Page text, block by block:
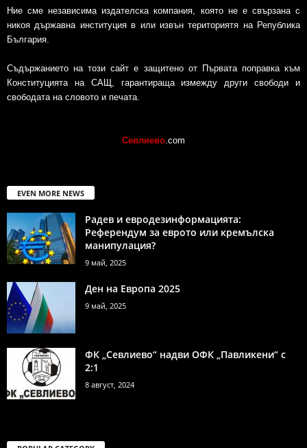
Ние сме независима издателска компания, която не е свързана с
никоя държавна институция в или извън териториятя на Република
България.
Съдържанието на този сайт е защитено от Първата поправка към
Конституцията на САЩ, гарантираща измежду други свободи и
свободата на словото и печата.
Севлиево.com
EVEN MORE NEWS
Радев и евродезинформацията:
Референдум за еврото или кремълска
манипулация?
9 май, 2025
Ден на Европа 2025
9 май, 2025
ФК „Севлиево“ надви ОФК „Павликени“ с
2:1
8 август, 2024